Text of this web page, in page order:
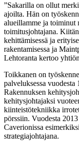
”Sakarilla on ollut
ajoilta. Hän on
alueillamme ja toiminut
toimitusjohtajana.
kehittämisessä ja
rakentamisessa ja
Lehtoranta kertoo
Toikkanen on
palveluksessa
Rakennuksen
kehitysjohtajaksi
kiinteistötekniikka
pörssiin. Vuodesta
Caverionissa
strategiajohtajana.